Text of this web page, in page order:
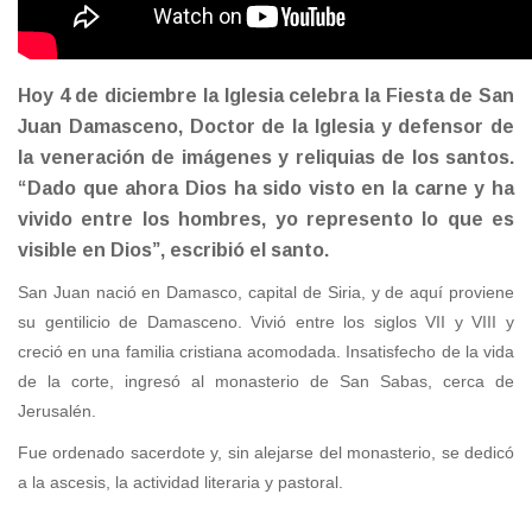
Hoy 4 de diciembre la Iglesia celebra la Fiesta de San
Juan Damasceno, Doctor de la Iglesia y defensor de
la veneración de imágenes y reliquias de los santos.
“Dado que ahora Dios ha sido visto en la carne y ha
vivido entre los hombres, yo represento lo que es
visible en Dios”, escribió el santo.
San Juan nació en Damasco, capital de Siria, y de aquí proviene
su gentilicio de Damasceno. Vivió entre los siglos VII y VIII y
creció en una familia cristiana acomodada. Insatisfecho de la vida
de la corte, ingresó al monasterio de San Sabas, cerca de
Jerusalén.
Fue ordenado sacerdote y, sin alejarse del monasterio, se dedicó
a la ascesis, la actividad literaria y pastoral.